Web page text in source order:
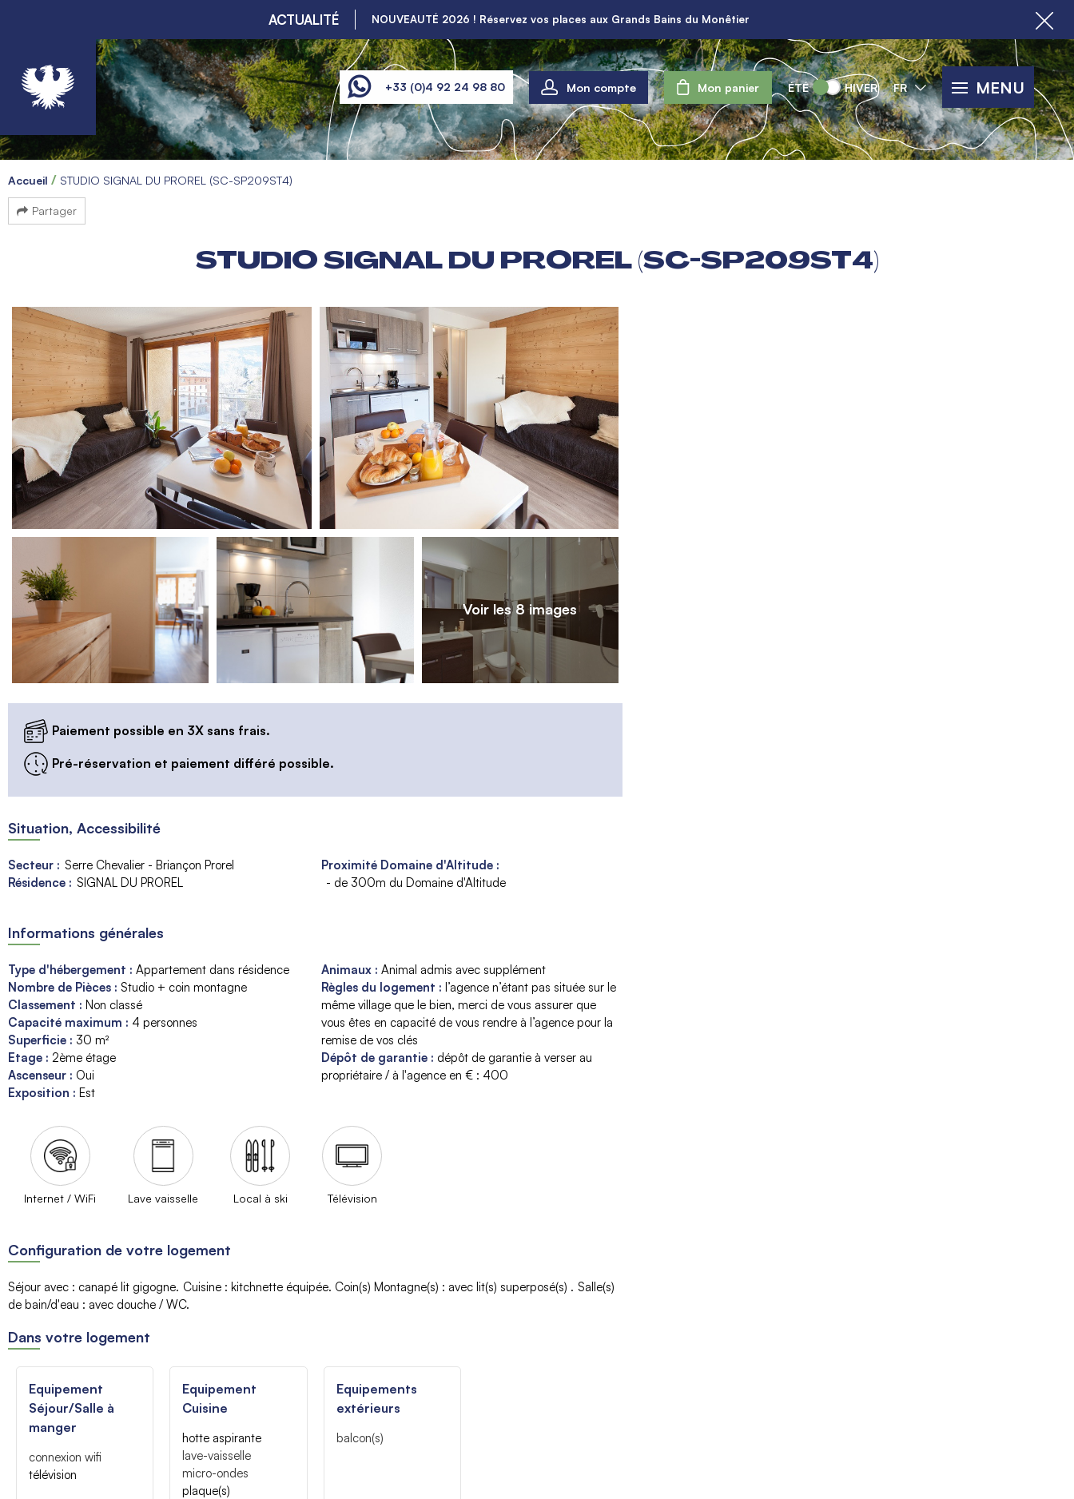
ACTUALITÉ NOUVEAUTÉ 2026 ! Réservez vos places aux Grands Bains du Monêtier
+33 (0)4 92 24 98 80 Mon compte Mon panier ÉTÉ HIVER FR MENU
Accueil STUDIO SIGNAL DU PROREL (SC-SP209ST4)
Partager
STUDIO SIGNAL DU PROREL (SC-SP209ST4)
Voir les 8 images
Paiement possible en 3X sans frais.
Pré-réservation et paiement différé possible.
Situation, Accessibilité
Secteur : Serre Chevalier - Briançon Prorel
Résidence : SIGNAL DU PROREL
Proximité Domaine d'Altitude :
- de 300m du Domaine d'Altitude
Informations générales
Type d'hébergement : Appartement dans résidence
Nombre de Pièces : Studio + coin montagne
Classement : Non classé
Capacité maximum : 4 personnes
Superficie : 30 m²
Etage : 2ème étage
Ascenseur : Oui
Exposition : Est
Animaux : Animal admis avec supplément
Règles du logement : l’agence n’étant pas située sur le
même village que le bien merci de vous assurer que
vous êtes en capacité de vous rendre à l’agence pour la
remise de vos clés
Dépôt de garantie : dépôt de garantie à verser au
propriétaire / à l'agence en € : 400
Internet / WiFi Lave vaisselle Local à ski Télévision
Configuration de votre logement
Séjour avec : canapé lit gigogne Cuisine : kitchnette équipée Coin(s) Montagne(s) : avec lit(s) superposé(s)
Salle(s)
de bain/d'eau : avec douche / WC
Dans votre logement
Equipement
Séjour/Salle à
manger
connexion wifi
télévision
Equipement
Cuisine
hotte aspirante
lave-vaisselle
micro-ondes
plaque(s)
Equipements
extérieurs
balcon(s)